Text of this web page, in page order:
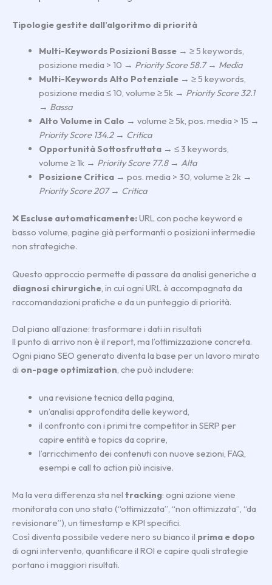
Tipologie gestite dall’algoritmo di priorità
Multi-Keywords Posizioni Basse→ ≥ 5 keywords,
posizione media > 10 → Priority Score 58.7 → Media
Multi-Keywords Alto Potenziale→ ≥ 5 keywords,
posizione media ≤ 10, volume ≥ 5k → Priority Score 32.1
→ Bassa
Alto Volume in Calo → volume ≥ 5k, pos. media > 15 →
Priority Score 134.2 → Critica
Opportunità Sottosfruttata→ ≤ 3 keywords,
volume ≥ 1k → Priority Score 77.8 → Alta
Posizione Critica→ pos. media > 30, volume ≥ 2k →
Priority Score 207 → Critica
❌ Escluse automaticamente:URL con poche keyword e
basso volume, pagine già performanti o posizioni intermedie
non strategiche.
Questo approccio permette di passare da analisi generiche a
diagnosi chirurgiche, in cui ogni URL è accompagnata da
raccomandazioni pratiche e da un punteggio di priorità.
Dal piano all’azione: trasformare i dati in risultati
Il punto di arrivo non è il report, ma l’ottimizzazione concreta.
Ogni piano SEO generato diventa la base per un lavoro mirato
di on-page optimization , che può includere:
una revisione tecnica della pagina,
un’analisi approfondita delle keyword,
il confronto con i primi tre competitor in SERP per
capire entità e topics da coprire,
l’arricchimento dei contenuti con nuove sezioni, FAQ,
esempi e call to action più incisive.
Ma la vera differenza sta nel tracking: ogni azione viene
monitorata con uno stato (“ottimizzata”, “non ottimizzata”, “da
revisionare”), un timestamp e KPI specifici.
Così diventa possibile vedere nero su bianco il prima e dopo
di ogni intervento, quantificare il ROI e capire quali strategie
portano i maggiori risultati.